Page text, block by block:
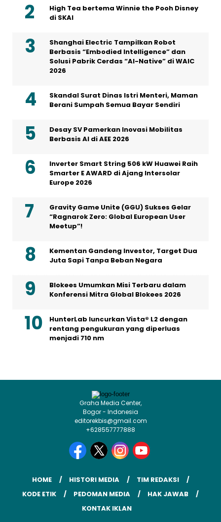
High Tea bertema Winnie the Pooh Disney
di SKAI
Shanghai Electric Tampilkan Robot
Berbasis “Embodied Intelligence” dan
Solusi Pabrik Cerdas “AI-Native” di WAIC
2026
Skandal Surat Dinas Istri Menteri, Maman
Berani Sumpah Semua Bayar Sendiri
Desay SV Pamerkan Inovasi Mobilitas
Berbasis AI di AEE 2026
Inverter Smart String 506 kW Huawei Raih
Smarter E AWARD di Ajang Intersolar
Europe 2026
Gravity Game Unite (GGU) Sukses Gelar
“Ragnarok Zero: Global European User
Meetup”!
Kementan Gandeng Investor, Target Dua
Juta Sapi Tanpa Beban Negara
Blokees Umumkan Misi Terbaru dalam
Konferensi Mitra Global Blokees 2026
HunterLab luncurkan Vista® L2 dengan
rentang pengukuran yang diperluas
menjadi 710 nm
Graha Media Center,
Bogor - Indonesia
editorekbis@gmail.com
+628557777888
HOME HISTORI MEDIA
TIM REDAKSI
KODE ETIK
PEDOMAN MEDIA
HAK JAWAB
KONTAK IKLAN